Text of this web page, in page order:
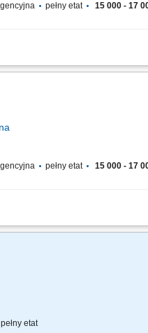
pełny etat 15 000 - 17
obróbki oraz nadzorowanie
pełny etat 15 000 - 17
obróbki oraz nadzorowanie
pełny etat